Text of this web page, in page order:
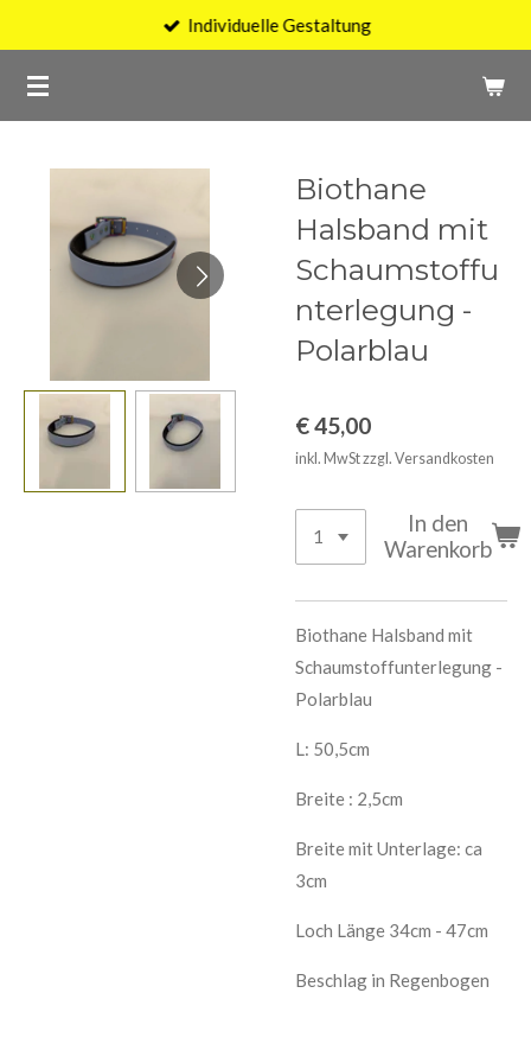
springen
Individuelle Gestaltung
Biothane
Halsband mit
Schaumstoffu
nterlegung -
Polarblau
€ 45,00
inkl. MwSt zzgl. Versandkosten
In den
Warenkorb
Biothane Halsband mit
Schaumstoffunterlegung -
Polarblau
L: 50,5cm
Breite : 2,5cm
Breite mit Unterlage: ca
3cm
Loch Länge 34cm - 47cm
Beschlag in Regenbogen